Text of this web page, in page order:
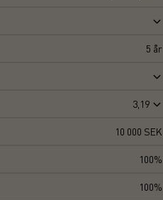
5 år
3,19
10 000 SEK
100%
100%